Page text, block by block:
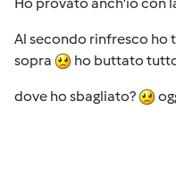
Al secondo rinfresco ho
sopra
ho buttato
dove ho sbagliato?